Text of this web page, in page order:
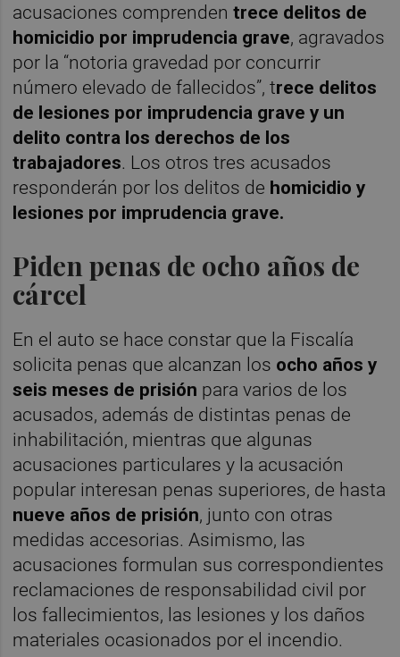
acusaciones comprendentrece delitos de
homicidio por imprudencia grave, agravados
por la “notoria gravedad por concurrir
número elevado de fallecidos”, trece delitos
de lesiones por imprudencia grave y un
delito contra los derechos de los
trabajadores. Los otros tres acusados
responderán por los delitos de homicidio y
lesiones por imprudencia grave.
Piden penas de ocho años de
cárcel
En el auto se hace constar que la Fiscalía
solicita penas que alcanzan los ocho años y
seis meses de prisión para varios de los
acusados, además de distintas penas de
inhabilitación, mientras que algunas
acusaciones particulares y la acusación
popular interesan penas superiores, de hasta
nueve años de prisión, junto con otras
medidas accesorias. Asimismo, las
acusaciones formulan sus correspondientes
reclamaciones de responsabilidad civil por
los fallecimientos, las lesiones y los daños
materiales ocasionados por el incendio.